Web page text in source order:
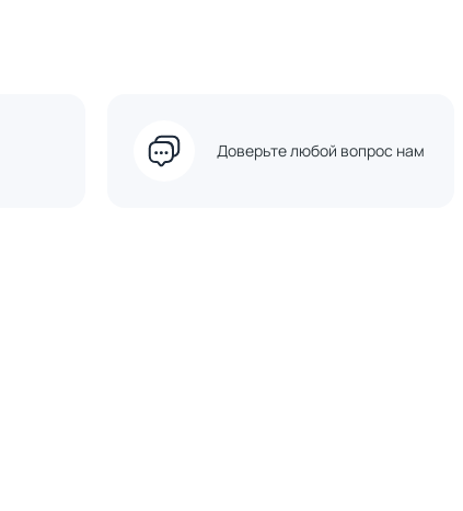
Доверьте любой вопрос нам